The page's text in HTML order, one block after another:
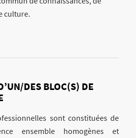
culture.
DES BLOC(S) DE
sont constituées de
ensemble homogènes et